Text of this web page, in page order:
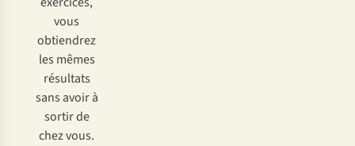
vous
obtiendrez
les mêmes
résultats
sans avoir à
sortir de
chez vous.